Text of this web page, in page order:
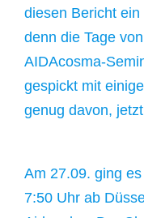
diesen Bericht
denn die Tage
AIDAcosma-
gespickt mit
genug davon,
Am 27.09. ging
7:50 Uhr ab